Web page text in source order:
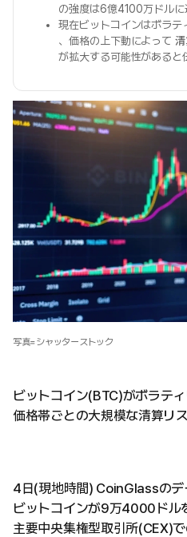
の強度は6億4100万ドルに
現在ビットコインはボラテ
、価格の上下動によって
が拡大する可能性があると
写真=シャッターストック
ビットコイン(BTC)がボラテ
価格帯ごとの大規模な清算リ
4日(現地時間) CoinGlassのデ
ビットコインが9万4000ドル
主要中央集権型取引所(CEX)